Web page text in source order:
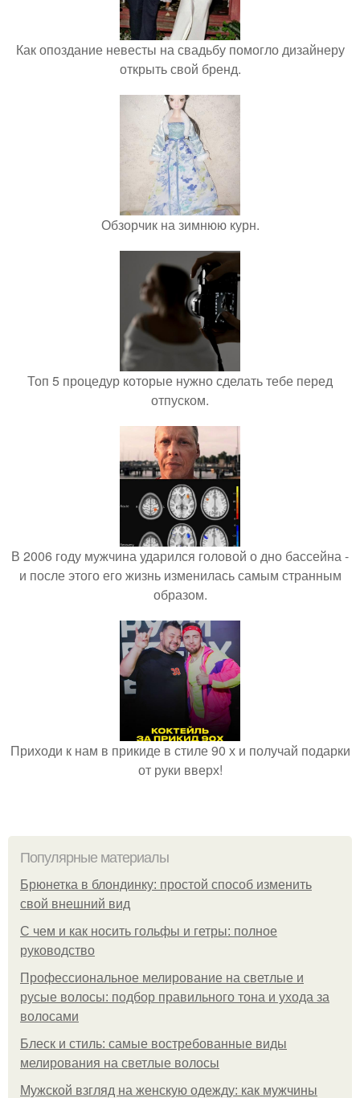
Как опоздание невесты на свадьбу помогло дизайнеру
открыть свой бренд.
Обзорчик на зимнюю курн.
Топ 5 процедур которые нужно сделать тебе перед
отпуском.
В 2006 году мужчина ударился головой о дно бассейна -
и после этого его жизнь изменилась самым странным
образом.
Приходи к нам в прикиде в стиле 90 х и получай подарки
от руки вверх!
Популярные материалы
Брюнетка в блондинку: простой способ изменить
свой внешний вид
С чем и как носить гольфы и гетры: полное
руководство
Профессиональное мелирование на светлые и
русые волосы: подбор правильного тона и ухода за
волосами
Блеск и стиль: самые востребованные виды
мелирования на светлые волосы
Мужской взгляд на женскую одежду: как мужчины